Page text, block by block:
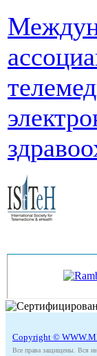
Copyright ©
Все права защищены. Вся